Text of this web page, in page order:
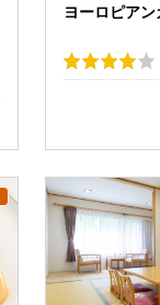
ヨーロピア